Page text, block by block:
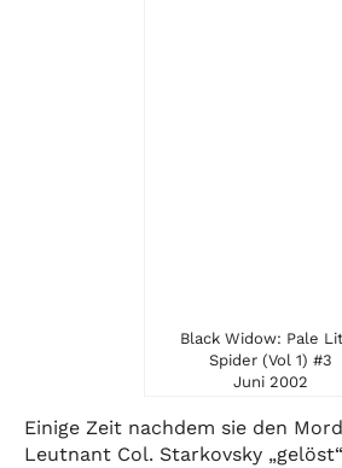
Black Widow: Pale
Spider (Vol 1) #3
Juni 2002
Einige Zeit nachdem sie den
Leutnant Col. Starkovsky